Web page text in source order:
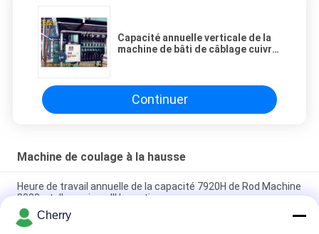
Capacité annuelle verticale de la
machine de bâti de câblage cuivre
Continuer
Machine de coulage à la hausse
Heure de travail annuelle de la capacité 7920H de Rod Machine
8000mt d'en cuivre d'Upcasting
Le fil et la fabrication de câbles électriques de moteur usinent
Cherry